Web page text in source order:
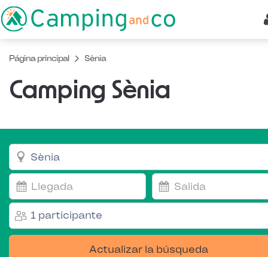
Página principal Sènia
Camping Sènia
1 participante
Actualizar la búsqueda